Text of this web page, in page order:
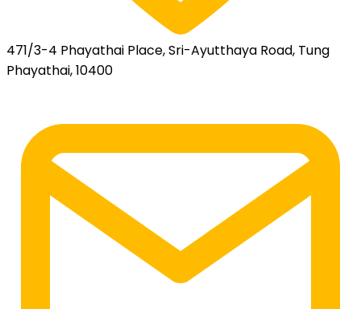
471/3-4 Phayathai Place, Sri-Ayutthaya Road, Tung
Phayathai, 10400